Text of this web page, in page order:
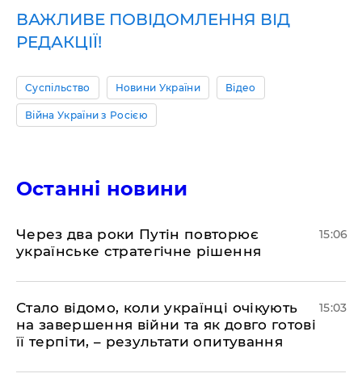
ВАЖЛИВЕ ПОВІДОМЛЕННЯ ВІД
РЕДАКЦІЇ!
Суспільство Новини України Відео
Війна України з Росією
Останні новини
Через два роки Путін повторює
українське стратегічне рішення
15:06
Стало відомо, коли українці очікують
на завершення війни та як довго готові
її терпіти, – результати опитування
15:03